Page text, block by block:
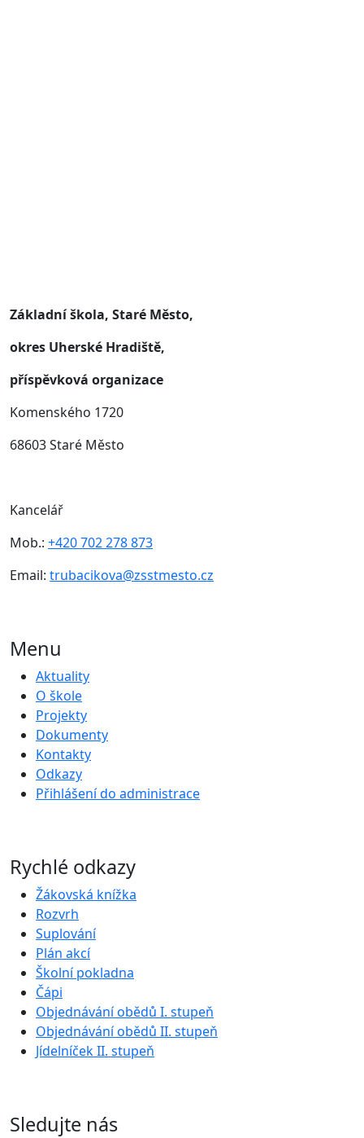
Základní škola, Staré Město,
okres Uherské Hradiště,
příspěvková organizace
Komenského 1720
68603 Staré Město
Kancelář
Mob.: +420 702 278 873
Email: trubacikova@zsstmesto.cz
Menu
Aktuality
O škole
Projekty
Dokumenty
Kontakty
Odkazy
Přihlášení do administrace
Rychlé odkazy
Žákovská knížka
Rozvrh
Suplování
Plán akcí
Školní pokladna
Čápi
Objednávání obědů I. stupeň
Objednávání obědů II. stupeň
Jídelníček II. stupeň
Sledujte nás